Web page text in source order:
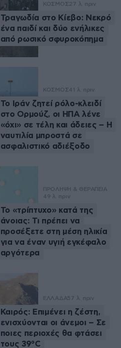
ΚΟΣΜΟΣ27 λ. πριν
Τραγωδία στο Κίεβο: Νεκρό
ένα παιδί και δύο ενήλικες
από ρωσικό σφυροκόπημα
ΚΟΣΜΟΣ41 λ. πριν
Το Ιράν ζητεί ρόλο-κλειδί
στο Ορμούζ, οι ΗΠΑ λένε
«όχι» σε τέλη και άδειες – Η
ναυτιλία μπροστά σε
ασφαλιστικό αδιέξοδο
ΠΡΟΛΗΨΗ & ΘΕΡΑΠΕΙΑ
49 λ. πριν
Το «τρίπτυχο» κατά της
άνοιας: Τι πρέπει να
προσέξετε στη μέση ηλικία
για να έναν υγιή εγκέφαλο
αργότερα
ΕΛΛΑΔΑ57 λ. πριν
Καιρός: Επιμένει η ζέστη,
ενισχύονται οι άνεμοι – Σε
ποιες περιοχές θα φτάσει
τους 39°C